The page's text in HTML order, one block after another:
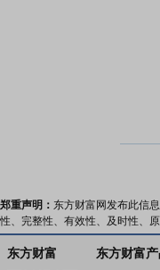
郑重声明： 东方财富网发布此信
性、完整性、有效性、及时性、
东方财富 东方财富